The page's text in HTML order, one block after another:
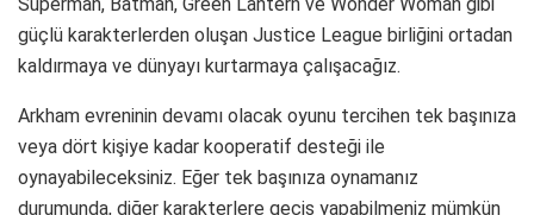
güçlü karakterlerden oluşan Justice League birliğini ortadan
kaldırmaya ve dünyayı kurtarmaya çalışacağız.
Arkham evreninin devamı olacak oyunu tercihen tek başınıza
veya dört kişiye kadar kooperatif desteği ile
oynayabileceksiniz. Eğer tek başınıza oynamanız
durumunda, diğer karakterlere geçiş yapabilmeniz mümkün